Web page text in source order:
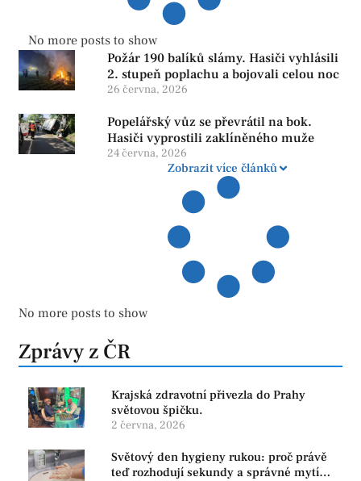
No more posts to show
Požár 190 balíků slámy. Hasiči vyhlásili
2. stupeň poplachu a bojovali celou noc
26 června, 2026
Popelářský vůz se převrátil na bok.
Hasiči vyprostili zaklíněného muže
24 června, 2026
Zobrazit více článků
No more posts to show
Zprávy z ČR
Krajská zdravotní přivezla do Prahy
světovou špičku.
2 června, 2026
Světový den hygieny rukou: proč právě
teď rozhodují sekundy a správné mytí